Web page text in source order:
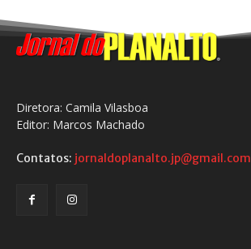
Diretora: Camila Vilasboa
Editor: Marcos Machado
Contatos: jornaldoplanalto.jp@gmail.com